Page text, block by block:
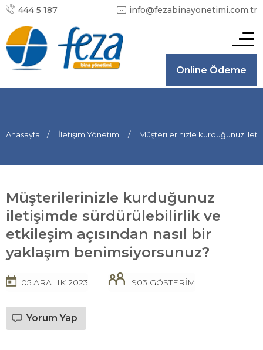
444 5 187 info@fezabinayonetimi.com.tr
Online Ödeme
Anasayfa İletişim Yönetimi Müşterilerinizle kurduğunuz
Müşterilerinizle kurduğunuz
iletişimde sürdürülebilirlik ve
etkileşim açısından nasıl bir
yaklaşım benimsiyorsunuz?
05 ARALIK 2023 903 GÖSTERİM
Yorum Yap